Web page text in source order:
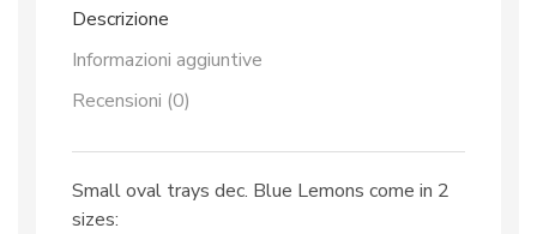
Descrizione
Informazioni aggiuntive
Recensioni (0)
Small oval trays dec. Blue Lemons come in 2
sizes: